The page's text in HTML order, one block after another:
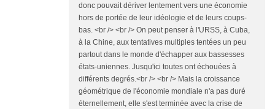
donc pouvait dériver lentement vers une économie
hors de portée de leur idéologie et de leurs coups-
bas. <br /> <br /> On peut penser à l'URSS, à Cuba,
à la Chine, aux tentatives multiples tentées un peu
partout dans le monde d'échapper aux bassesses
états-uniennes. Jusqu'ici toutes ont échouées à
différents degrés.<br /> <br /> Mais la croissance
géométrique de l'économie mondiale n'a pas duré
éternellement, elle s'est terminée avec la crise de